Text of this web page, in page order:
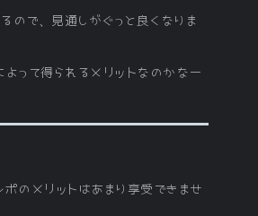
ので、見通しがぐっと良くなりま
って得られるメリットなのかなー
のメリットはあまり享受できませ